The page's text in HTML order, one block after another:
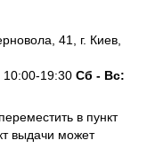
41, г. Киев,
10:00-19:30 Сб - Вс:
в пункт
выдачи может